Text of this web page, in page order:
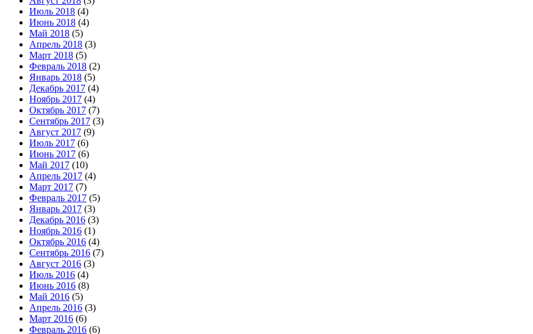
Июль 2018 (4)
Июнь 2018 (4)
Май 2018 (5)
Апрель 2018 (3)
Март 2018 (5)
Февраль 2018 (2)
Январь 2018 (5)
Декабрь 2017 (4)
Ноябрь 2017 (4)
Октябрь 2017 (7)
Сентябрь 2017 (3)
Август 2017 (9)
Июль 2017 (6)
Июнь 2017 (6)
Май 2017 (10)
Апрель 2017 (4)
Март 2017 (7)
Февраль 2017 (5)
Январь 2017 (3)
Декабрь 2016 (3)
Ноябрь 2016 (1)
Октябрь 2016 (4)
Сентябрь 2016 (7)
Август 2016 (3)
Июль 2016 (4)
Июнь 2016 (8)
Май 2016 (5)
Апрель 2016 (3)
Март 2016 (6)
Февраль 2016 (6)